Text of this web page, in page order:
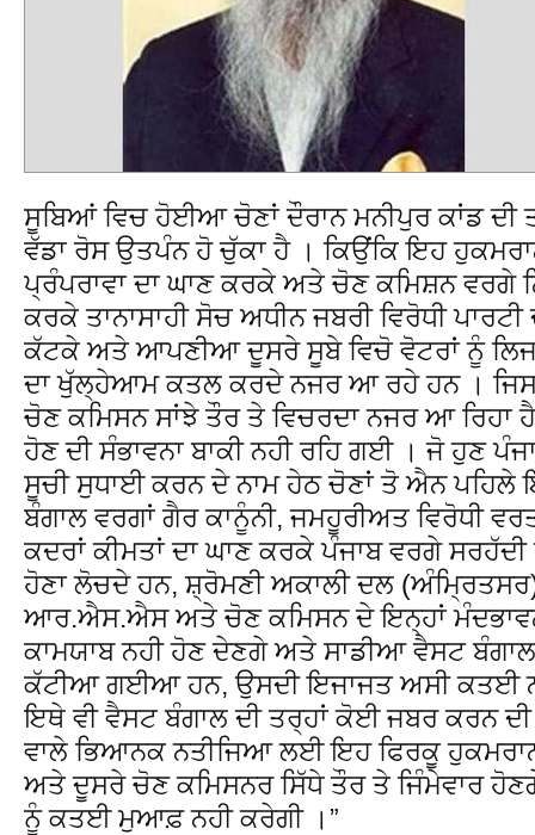
ਸੂਬਿਆਂ ਵਿਚ ਹੋਈਆ ਚੋਣਾਂ ਦੌਰਾਨ ਮਨੀਪੁਰ ਕਾਂਡ ਦੀ
ਵੱਡਾ ਰੋਸ ਉਤਪੰਨ ਹੋ ਚੁੱਕਾ ਹੈ । ਕਿਉਂਕਿ ਇਹ
ਪ੍ਰੰਪਰਾਵਾ ਦਾ ਘਾਣ ਕਰਕੇ ਅਤੇ ਚੋਣ ਕਮਿਸ਼ਨ ਵਰਗੇ
ਕਰਕੇ ਤਾਨਾਸਾਹੀ ਸੋਚ ਅਧੀਨ ਜਬਰੀ ਵਿਰੋਧੀ
ਕੱਟਕੇ ਅਤੇ ਆਪਣੀਆ ਦੂਸਰੇ ਸੂਬੇ ਵਿਚੋ ਵੋਟਰਾਂ ਨੂੰ
ਦਾ ਖੁੱਲ੍ਹੇਆਮ ਕਤਲ ਕਰਦੇ ਨਜਰ ਆ ਰਹੇ ਹਨ ।
ਚੋਣ ਕਮਿਸਨ ਸਾਂਝੇ ਤੌਰ ਤੇ ਵਿਚਰਦਾ ਨਜਰ ਆ ਰਿਹਾ
ਹੋਣ ਦੀ ਸੰਭਾਵਨਾ ਬਾਕੀ ਨਹੀ ਰਹਿ ਗਈ । ਜੋ ਹੁਣ
ਸੂਚੀ ਸੁਧਾਈ ਕਰਨ ਦੇ ਨਾਮ ਹੇਠ ਚੋਣਾਂ ਤੋ ਐਨ ਪਹਿਲੇ
ਬੰਗਾਲ ਵਰਗਾਂ ਗੈਰ ਕਾਨੂੰਨੀ, ਜਮਹੂਰੀਅਤ ਵਿਰੋਧੀ
ਕਦਰਾਂ ਕੀਮਤਾਂ ਦਾ ਘਾਣ ਕਰਕੇ ਪੰਜਾਬ ਵਰਗੇ
ਹੋਣਾ ਲੋਚਦੇ ਹਨ, ਸ਼੍ਰੋਮਣੀ ਅਕਾਲੀ ਦਲ
ਆਰ.ਐਸ.ਐਸ ਅਤੇ ਚੋਣ ਕਮਿਸਨ ਦੇ ਇਨ੍ਹਾਂ
ਕਾਮਯਾਬ ਨਹੀ ਹੋਣ ਦੇਣਗੇ ਅਤੇ ਸਾਡੀਆ ਵੈਸਟ
ਕੱਟੀਆ ਗਈਆ ਹਨ, ਉਸਦੀ ਇਜਾਜਤ ਅਸੀ ਕਤਈ
ਇਥੇ ਵੀ ਵੈਸਟ ਬੰਗਾਲ ਦੀ ਤਰ੍ਹਾਂ ਕੋਈ ਜਬਰ ਕਰਨ
ਵਾਲੇ ਭਿਆਨਕ ਨਤੀਜਿਆ ਲਈ ਇਹ ਫਿਰਕੂ
ਅਤੇ ਦੂਸਰੇ ਚੋਣ ਕਮਿਸਨਰ ਸਿੱਧੇ ਤੌਰ ਤੇ ਜਿੰਮੇਵਾਰ
ਨੂੰ ਕਤਈ ਮੁਆਫ਼ ਨਹੀ ਕਰੇਗੀ ।”